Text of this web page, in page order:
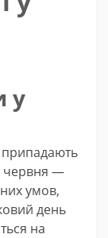
у
припадають
червня —
умов,
день
на